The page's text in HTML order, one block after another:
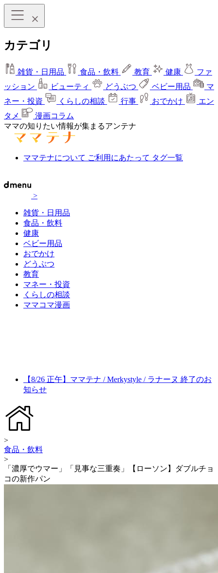
カテゴリ
雑貨・日用品 食品・飲料 教育 健康
ファ
ッション
ビューティ どうぶつ ベビー用品
マ
ネー・投資
くらしの相談 行事 おでかけ
エン
タメ
漫画コラム
ママの知りたい情報が集まるアンテナ
ママテナについて ご利用にあたって タグ一覧
>
雑貨・日用品
食品・飲料
健康
ベビー用品
おでかけ
どうぶつ
教育
マネー・投資
くらしの相談
ママコマ漫画
【8/26 正午】ママテナ / Merkystyle / ラナーヌ 終了のお
知らせ
>
食品・飲料
>
「濃厚でウマー」「見事な三重奏」【ローソン】ダブルチョ
コの新作パン